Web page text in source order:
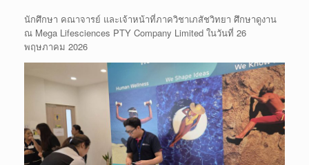
นักศึกษา คณาจารย์ และเจ้าหน้าที่ภาควิชาเภสัชวิทยา ศึกษาดูงาน
ณ Mega Lifesciences PTY Company Limited ในวันที่ 26
พฤษภาคม 2026